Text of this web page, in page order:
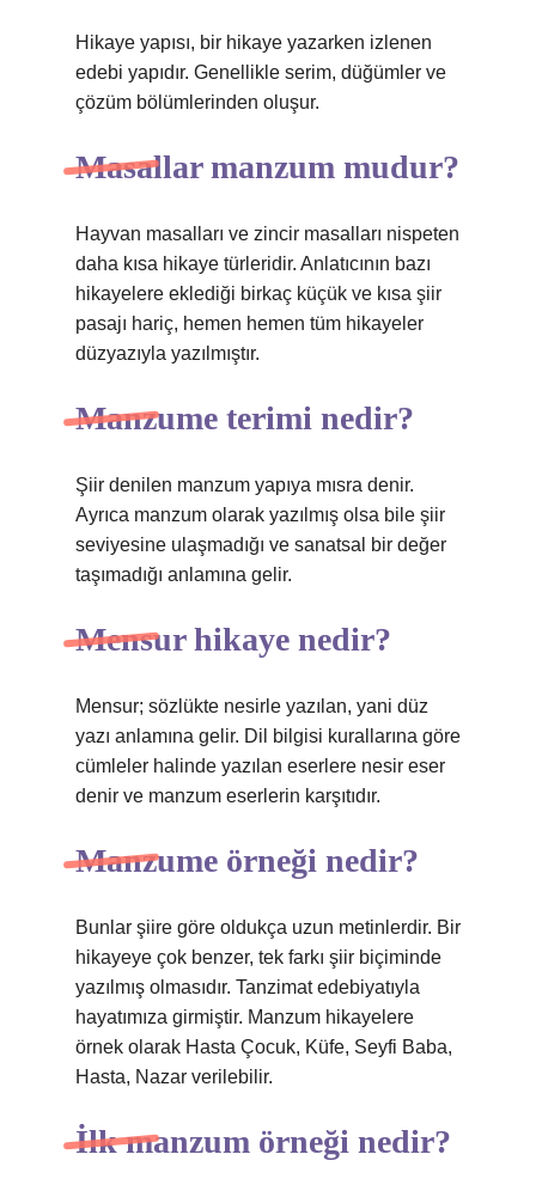
Hikaye yapısı, bir hikaye yazarken izlenen
edebi yapıdır. Genellikle serim, düğümler ve
çözüm bölümlerinden oluşur.
Masallar manzum mudur?
Hayvan masalları ve zincir masalları nispeten
daha kısa hikaye türleridir. Anlatıcının bazı
hikayelere eklediği birkaç küçük ve kısa şiir
pasajı hariç, hemen hemen tüm hikayeler
düzyazıyla yazılmıştır.
Manzume terimi nedir?
Şiir denilen manzum yapıya mısra denir.
Ayrıca manzum olarak yazılmış olsa bile şiir
seviyesine ulaşmadığı ve sanatsal bir değer
taşımadığı anlamına gelir.
Mensur hikaye nedir?
Mensur; sözlükte nesirle yazılan, yani düz
yazı anlamına gelir. Dil bilgisi kurallarına göre
cümleler halinde yazılan eserlere nesir eser
denir ve manzum eserlerin karşıtıdır.
Manzume örneği nedir?
Bunlar şiire göre oldukça uzun metinlerdir. Bir
hikayeye çok benzer, tek farkı şiir biçiminde
yazılmış olmasıdır. Tanzimat edebiyatıyla
hayatımıza girmiştir. Manzum hikayelere
örnek olarak Hasta Çocuk, Küfe, Seyfi Baba,
Hasta, Nazar verilebilir.
İlk manzum örneği nedir?